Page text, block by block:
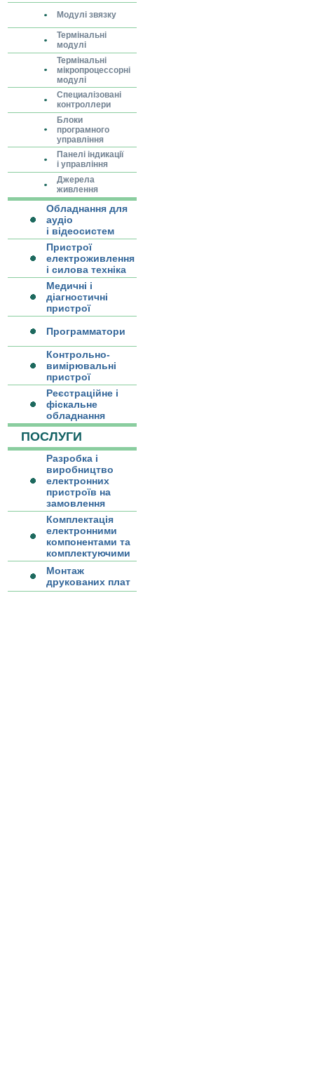
Модулі звязку
Термінальні
модулі
Термінальні
мікропроцессорні
модулі
Специалізовані
контроллери
Блоки
програмного
управління
Панелі індикації
і управління
Джерела
живлення
Обладнання для
аудіо
і відеосистем
Пристрої
електроживлення
і силова техніка
Медичні і
діагностичні
пристрої
Программатори
Контрольно-
вимірювальні
пристрої
Реєстраційне і
фіскальне
обладнання
ПОСЛУГИ
Разробка і
виробництво
електронних
пристроїв на
замовлення
Комплектація
електронними
компонентами та
комплектуючими
Монтаж
друкованих плат